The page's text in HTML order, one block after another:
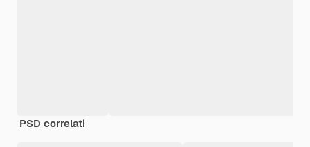
PSD correlati